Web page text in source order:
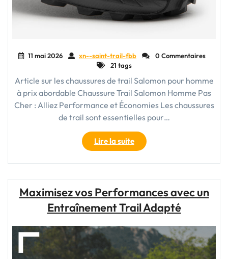
11 mai 2026 xn--saint-trail-fbb
0 Commentaires
21 tags
Article sur les chaussures de trail Salomon pour homme
à prix abordable Chaussure Trail Salomon Homme Pas
Cher : Alliez Performance et Économies Les chaussures
de trail sont essentielles pour…
Lire la suite"Trouvez
vos
Chaussures
Salomon
pour
à
Prix
Abordable"
Maximisez vos Performances avec un
Entraînement Trail Adapté